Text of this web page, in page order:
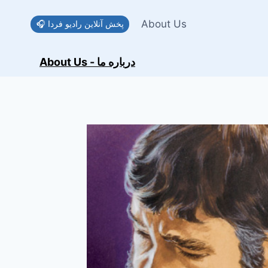
🎧 پخش آنلاین رادیو فردا About Us
About Us - درباره ما